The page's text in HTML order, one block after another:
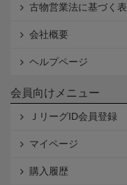
古物営業法に基づく
会社概要
ヘルプページ
会員向けメニュー
ＪリーグID会員登録
マイページ
購入履歴